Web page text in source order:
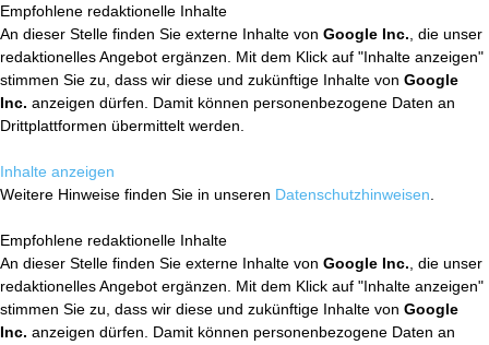
Empfohlene redaktionelle Inhalte
An dieser Stelle finden Sie externe Inhalte von Google Inc. , die unser
redaktionelles Angebot ergänzen. Mit dem Klick auf "Inhalte anzeigen"
stimmen Sie zu, dass wir diese und zukünftige Inhalte von Google
Inc. anzeigen dürfen. Damit können personenbezogene Daten an
Drittplattformen übermittelt werden.
Inhalte anzeigen
Weitere Hinweise finden Sie in unseren Datenschutzhinweisen
Empfohlene redaktionelle Inhalte
An dieser Stelle finden Sie externe Inhalte von Google Inc. , die unser
redaktionelles Angebot ergänzen. Mit dem Klick auf "Inhalte anzeigen"
stimmen Sie zu, dass wir diese und zukünftige Inhalte von Google
Inc. anzeigen dürfen. Damit können personenbezogene Daten an